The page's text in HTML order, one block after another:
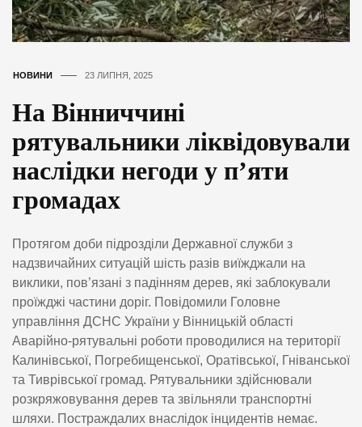
НОВИНИ 23 ЛИПНЯ, 2025
На Вінниччині
рятувальники ліквідовували
наслідки негоди у п’яти
громадах
Протягом доби підрозділи Державної служби з
надзвичайних ситуацій шість разів виїжджали на
виклики, пов’язані з падінням дерев, які заблокували
проїжджі частини доріг. Повідомили Головне
управління ДСНС України у Вінницькій області
Аварійно-рятувальні роботи проводилися на території
Калинівської, Погребищенської, Оратівської, Гніванської
та Тиврівської громад. Рятувальники здійснювали
розкряжовування дерев та звільняли транспортні
шляхи. Постраждалих внаслідок інцидентів немає.